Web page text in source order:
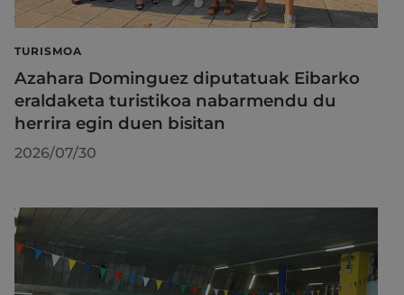
TURISMOA
Azahara Dominguez diputatuak Eibarko
eraldaketa turistikoa nabarmendu du
herrira egin duen bisitan
2026/07/30